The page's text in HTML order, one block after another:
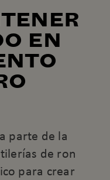
EN
parte de la
de ron
para crear